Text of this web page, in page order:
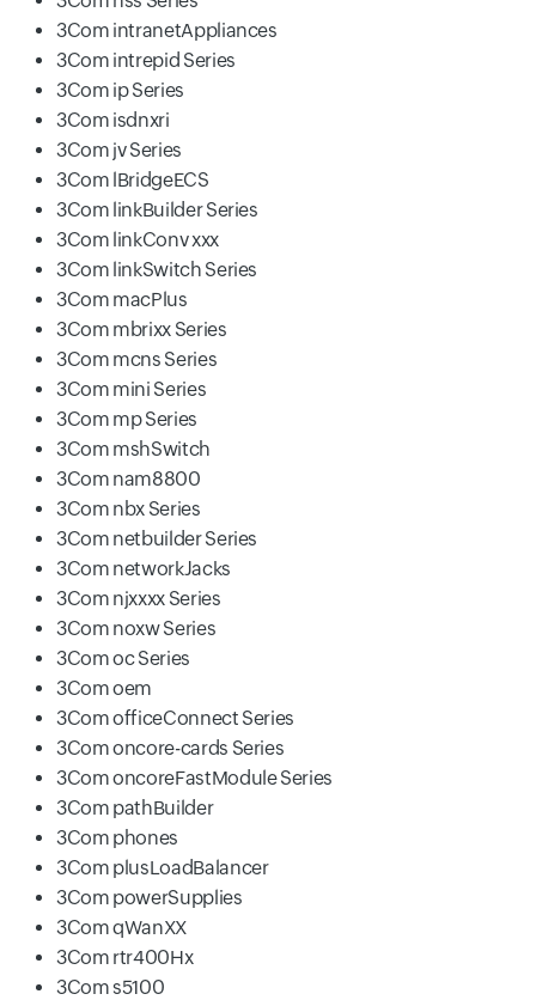
3Com intranetAppliances
3Com intrepid Series
3Com ip Series
3Com isdnxri
3Com jv Series
3Com lBridgeECS
3Com linkBuilder Series
3Com linkConv xxx
3Com linkSwitch Series
3Com macPlus
3Com mbrixx Series
3Com mcns Series
3Com mini Series
3Com mp Series
3Com mshSwitch
3Com nam8800
3Com nbx Series
3Com netbuilder Series
3Com networkJacks
3Com njxxxx Series
3Com noxw Series
3Com oc Series
3Com oem
3Com officeConnect Series
3Com oncore-cards Series
3Com oncoreFastModule Series
3Com pathBuilder
3Com phones
3Com plusLoadBalancer
3Com powerSupplies
3Com qWanXX
3Com rtr400Hx
3Com s5100